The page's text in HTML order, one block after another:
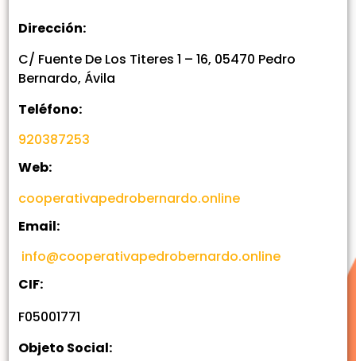
Dirección:
C/ Fuente De Los Titeres 1 – 16, 05470 Pedro
Bernardo, Ávila
Teléfono:
920387253
Web:
cooperativapedrobernardo.online
Email:
info@cooperativapedrobernardo.online
CIF:
F05001771
Objeto Social: